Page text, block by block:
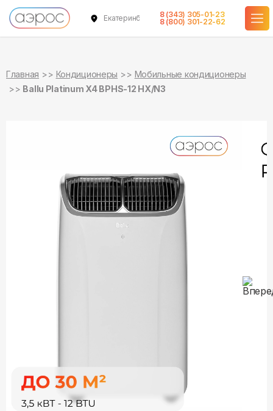
Екатеринбург
8 (343) 305-01-23
8 (800) 301-22-62
Главная Кондиционеры
Мобильные кондиционеры
Ballu Platinum X4 BPHS-12 HX/N3
в наличии
в наличии